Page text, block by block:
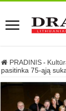
PRADINIS -
pasitinka 75-ąją